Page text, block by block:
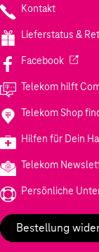
Kontakt
Lieferstatus &
Facebook(Wird in
Telekom hilft
Telekom Shop
Hilfen für Dein
Telekom
Persönliche
Bestellung